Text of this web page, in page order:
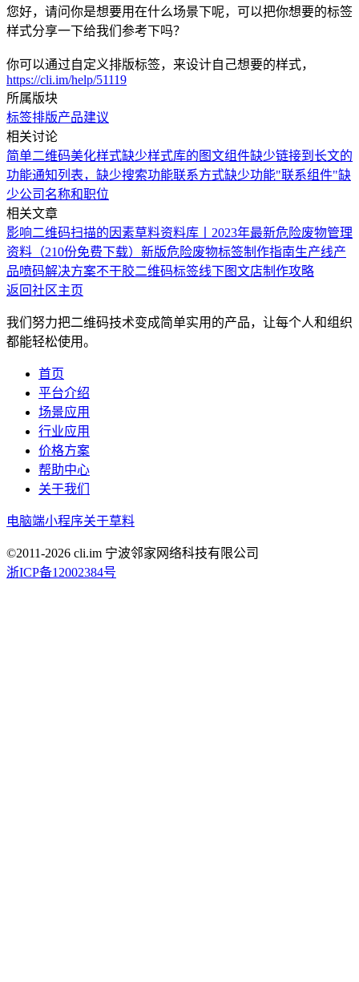
您好，请问你是想要用在什么场景下呢，可以把你想要的标签
样式分享一下给我们参考下吗？
你可以通过自定义排版标签，来设计自己想要的样式，
https://cli.im/help/51119
所属版块
标签排版产品建议
相关讨论
简单二维码美化样式缺少样式库的图文组件缺少链接到长文的
功能通知列表，缺少搜索功能联系方式缺少功能"联系组件"缺
少公司名称和职位
相关文章
影响二维码扫描的因素草料资料库丨2023年最新危险废物管理
资料（210份免费下载） 新版危险废物标签制作指南生产线产
品喷码解决方案不干胶二维码标签线下图文店制作攻略
返回社区主页
我们努力把二维码技术变成简单实用的产品，让每个人和组织
都能轻松使用。
首页
平台介绍
场景应用
行业应用
价格方案
帮助中心
关于我们
电脑端小程序关于草料
©2011-2026 cli.im 宁波邻家网络科技有限公司
浙ICP备12002384号